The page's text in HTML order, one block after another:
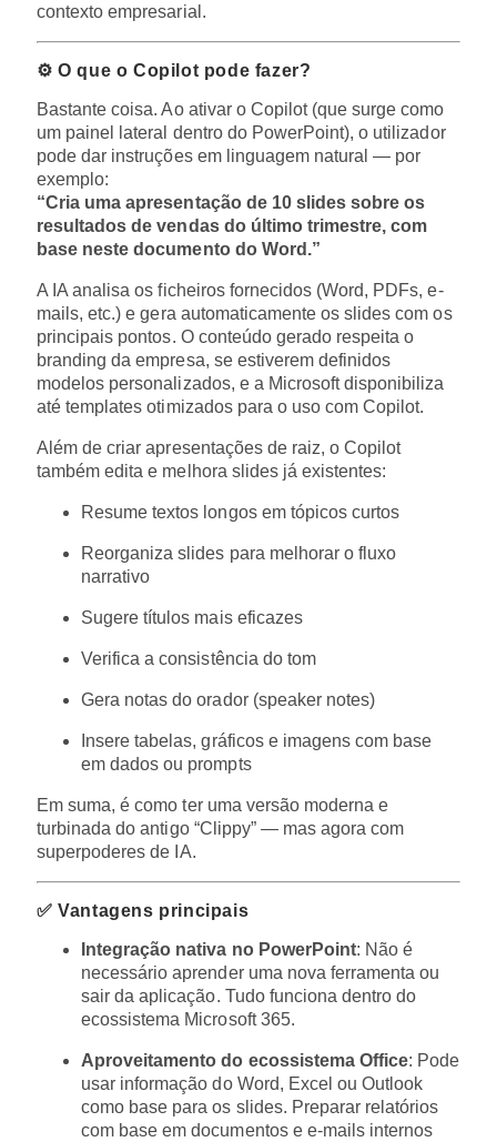
contexto empresarial.
⚙️ O que o Copilot pode fazer?
Bastante coisa. Ao ativar o Copilot (que surge como
um painel lateral dentro do PowerPoint), o utilizador
pode dar instruções em linguagem natural — por
exemplo:
“Cria uma apresentação de 10 slides sobre os
resultados de vendas do último trimestre, com
base neste documento do Word.”
A IA analisa os ficheiros fornecidos (Word, PDFs, e-
mails, etc.) e gera automaticamente os slides com os
principais pontos. O conteúdo gerado respeita o
branding da empresa, se estiverem definidos
modelos personalizados, e a Microsoft disponibiliza
até templates otimizados para o uso com Copilot.
Além de criar apresentações de raiz, o Copilot
também edita e melhora slides já existentes:
Resume textos longos em tópicos curtos
Reorganiza slides para melhorar o fluxo
narrativo
Sugere títulos mais eficazes
Verifica a consistência do tom
Gera notas do orador (speaker notes)
Insere tabelas, gráficos e imagens com base
em dados ou prompts
Em suma, é como ter uma versão moderna e
turbinada do antigo “Clippy” — mas agora com
superpoderes de IA.
✅ Vantagens principais
Integração nativa no PowerPoint: Não é
necessário aprender uma nova ferramenta ou
sair da aplicação. Tudo funciona dentro do
ecossistema Microsoft 365.
Aproveitamento do ecossistema Office: Pode
usar informação do Word, Excel ou Outlook
como base para os slides. Preparar relatórios
com base em documentos e e-mails internos